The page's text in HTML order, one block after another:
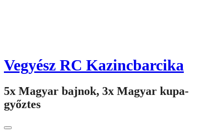
Vegyész RC Kazincbarcika
5x Magyar bajnok, 3x Magyar kupa-
győztes